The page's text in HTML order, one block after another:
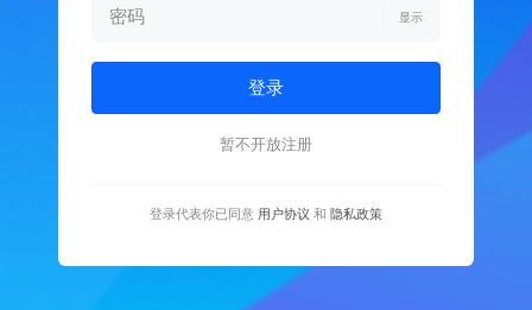
显示
登录
暂不开放注册
登录代表你已同意 用户协议 和 隐私政策